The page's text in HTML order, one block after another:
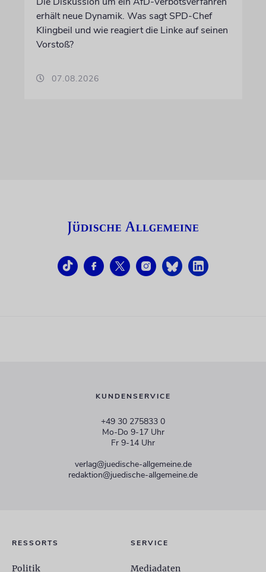
erhält neue Dynamik. Was sagt SPD-Chef
Klingbeil und wie reagiert die Linke auf seinen
Vorstoß?
07.08.2026
KUNDENSERVICE
+49 30 275833 0
Mo-Do 9-17 Uhr
Fr 9-14 Uhr
verlag@juedische-allgemeine.de
redaktion@juedische-allgemeine.de
RESSORTS
Politik
SERVICE
Mediadaten